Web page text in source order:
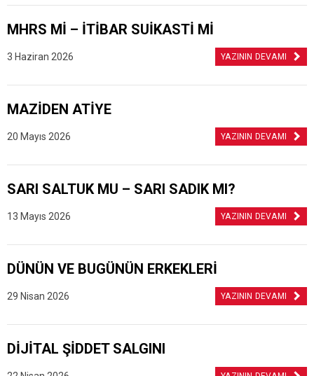
MHRS Mİ – İTİBAR SUİKASTİ Mİ
3 Haziran 2026 YAZININ DEVAMI
MAZİDEN ATİYE
20 Mayıs 2026 YAZININ DEVAMI
SARI SALTUK MU – SARI SADIK MI?
13 Mayıs 2026 YAZININ DEVAMI
DÜNÜN VE BUGÜNÜN ERKEKLERİ
29 Nisan 2026 YAZININ DEVAMI
DİJİTAL ŞİDDET SALGINI